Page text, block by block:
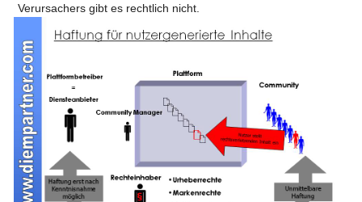
Verursachers gibt es rechtlich nicht.